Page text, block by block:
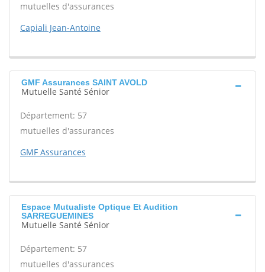
mutuelles d'assurances
Capiali Jean-Antoine
GMF Assurances SAINT AVOLD
Mutuelle Santé Sénior
Département: 57
mutuelles d'assurances
GMF Assurances
Espace Mutualiste Optique Et Audition
SARREGUEMINES
Mutuelle Santé Sénior
Département: 57
mutuelles d'assurances